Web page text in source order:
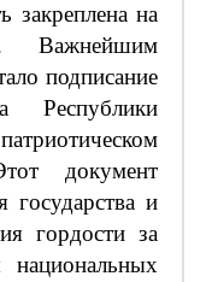
закреплена на
Важнейшим
подписание
Республики
документ
государства и
гордости за
национальных